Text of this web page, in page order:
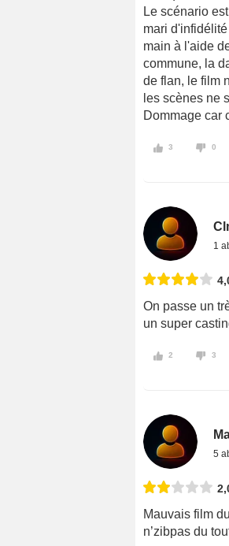
Le scénario
mari
main à l'aide
commune, la
de flan, le film
les scènes ne
Dommage car
3 0
1
On passe un
un super
2 3
5
Mauvais film
n’zibpas du